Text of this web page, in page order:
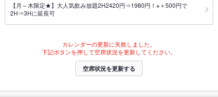
【月～木限定★】大人気飲み放題2H2420円⇒1980円！※＋500円で
2H⇒3Hに延長可
カレンダーの更新に失敗しました。
下記ボタンを押して空席状況を更新してください。
空席状況を更新する